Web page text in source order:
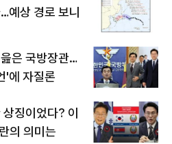
예상 경로 보니
은 국방장관…
'에 자질론
징이었다? 이
의 의미는